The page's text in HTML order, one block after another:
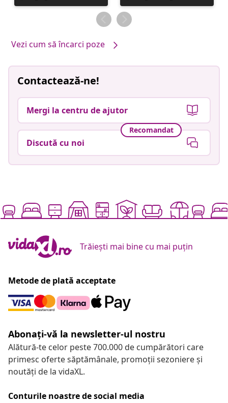
publicată
publicată
de
Vezi cum să încarci poze
Contactează-ne!
Mergi la centru de ajutor
Recomandat
Discută cu noi
Trăiești mai bine cu mai puțin
Metode de plată acceptate
Abonați-vă la newsletter-ul nostru
Alătură-te celor peste 700.000 de cumpărători care
primesc oferte săptămânale, promoții sezoniere și
noutăți de la vidaXL.
Conturile noastre de social media